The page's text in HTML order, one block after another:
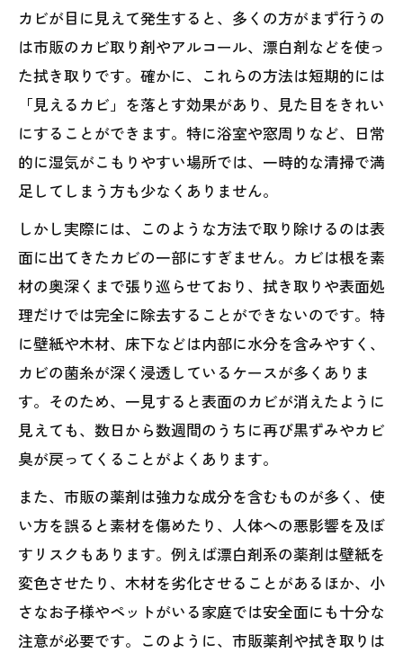
カビが目に見えて発生すると、多くの方がまず行うの
は市販のカビ取り剤やアルコール、漂白剤などを使っ
た拭き取りです。確かに、これらの方法は短期的には
「見えるカビ」を落とす効果があり、見た目をきれい
にすることができます。特に浴室や窓周りなど、日常
的に湿気がこもりやすい場所では、一時的な清掃で満
足してしまう方も少なくありません。
しかし実際には、このような方法で取り除けるのは表
面に出てきたカビの一部にすぎません。カビは根を素
材の奥深くまで張り巡らせており、拭き取りや表面処
理だけでは完全に除去することができないのです。特
に壁紙や木材、床下などは内部に水分を含みやすく、
カビの菌糸が深く浸透しているケースが多くありま
す。そのため、一見すると表面のカビが消えたように
見えても、数日から数週間のうちに再び黒ずみやカビ
臭が戻ってくることがよくあります。
また、市販の薬剤は強力な成分を含むものが多く、使
い方を誤ると素材を傷めたり、人体への悪影響を及ぼ
すリスクもあります。例えば漂白剤系の薬剤は壁紙を
変色させたり、木材を劣化させることがあるほか、小
さなお子様やペットがいる家庭では安全面にも十分な
注意が必要です。このように、市販薬剤や拭き取りは